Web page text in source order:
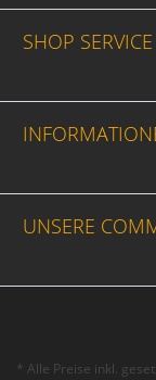
SHOP SERVICE
UNSERE
* Alle Preise inkl.